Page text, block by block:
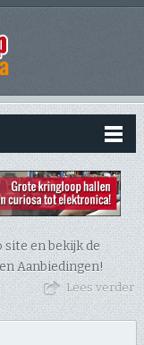
site en bekijk de
Aanbiedingen!
Lees verder